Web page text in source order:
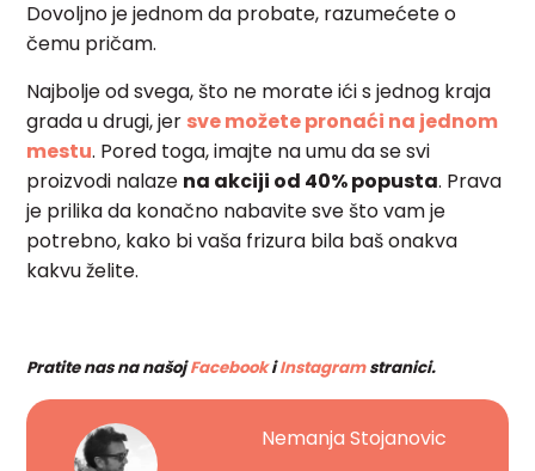
Dovoljno je jednom da probate, razumećete o
čemu pričam.
Najbolje od svega, što ne morate ići s jednog kraja
grada u drugi, jer sve možete pronaći na jednom
mestu. Pored toga, imajte na umu da se svi
proizvodi nalaze na akciji od 40% popusta. Prava
je prilika da konačno nabavite sve što vam je
potrebno, kako bi vaša frizura bila baš onakva
kakvu želite.
Pratite nas na našojFacebookiInstagramstranici.
Nemanja Stojanovic